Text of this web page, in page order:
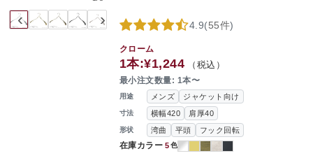
‹ ›
用途 メンズ ジャケット向け
寸法 横幅420 肩厚40
形状 湾曲 平頭 フック回転
在庫カラー 5色
4.9(55件)
クローム
1本:¥1,244 （税込）
最小注文数量: 1本〜